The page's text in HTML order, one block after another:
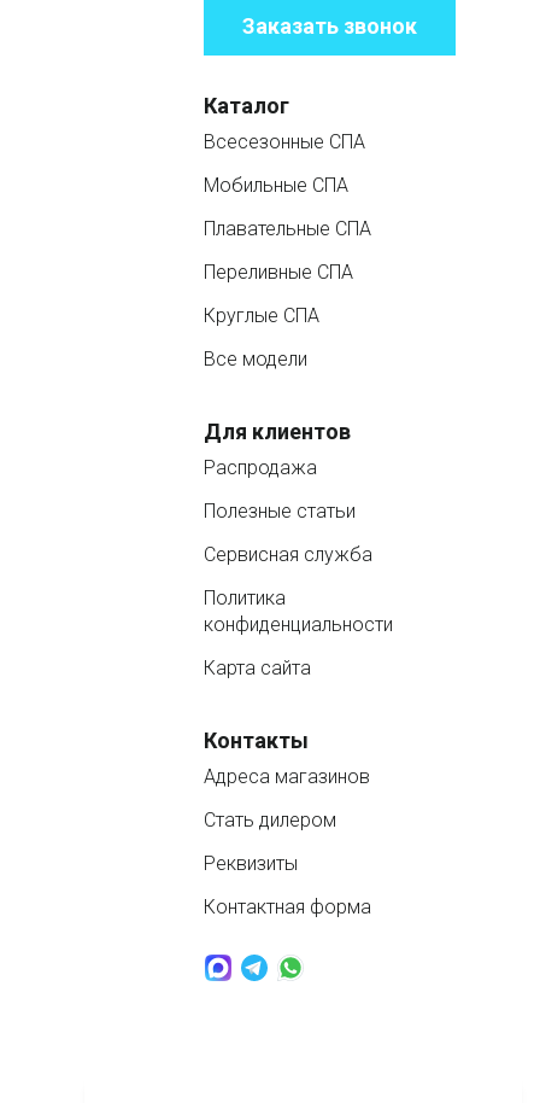
Заказать звонок
Каталог
Всесезонные СПА
Мобильные СПА
Плавательные СПА
Переливные СПА
Круглые СПА
Все модели
Для клиентов
Распродажа
Полезные статьи
Сервисная служба
Политика
конфиденциальности
Карта сайта
Контакты
Адреса магазинов
Стать дилером
Реквизиты
Контактная форма